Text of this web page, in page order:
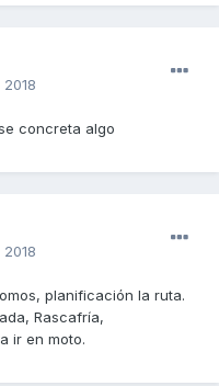
concreta algo
planificación la ruta.
Rascafría,
ir en moto.